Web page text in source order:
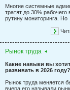
Многие системные
тратят до 30% рабочего
рутину мониторинга. Но
Рынок труда
Какие навыки вы
развивать в 2026 году?
Рынок труда меняется
вчера его называли